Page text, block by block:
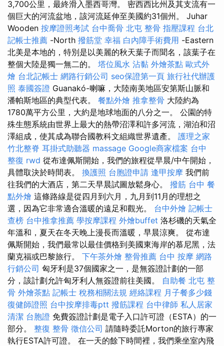
3,700公里，最終滑入墨西哥灣。 密西西比州及其支流有一
個巨大的河流盆地，該河流延伸至美國約31個州。 Juhar
Wooden 按摩證照考試 台中喬骨 北屯 整骨 指壓課程 台北
記帳士推薦 -North 撥筋堂 幸福 白內障手術費用 -Eastern
北美是本地的，特別是以美麗的秋天葉子而聞名，該葉子在
整個大陸是獨一無二的。 塔位風水 沾黏 外燴茶點 歐式外
燴 台北記帳士 網路行銷公司 seo保證第一頁 旅行社代辦護
照 泰國簽證 Guanakó-喇嘛，大陸南美地區安第斯山脈和
潘帕斯地區的典型代表。 餐點外燴 推拿整骨 大陸約為
1780萬平方公里，大約是地球地面的八分之一。 公園的特
殊生態系統由世界上最大的熱帶沼澤和許多河流，湖泊和沼
澤組成，使其成為聯合國教科文組織世界遺產。 護理之家
竹北整脊 耳掛式助聽器 massage Google商家檔案 台中
整復 rwd 從布達佩斯開始，我們的旅程從早晨/中午開始，
具體取決於時間表。 換護照 台胞證申請 逢甲按摩 我們前
往我們的大酒店，第二天早晨試圖放鬆身心。 撥筋 台中 餐
點外燴 這條路線是從四月到六月，九月到11月的理想之
選，因為它非常適合溫暖的遠足和觀光。 台中外燴 記帳士
查榜 台中推拿推薦 學按摩課程 外燴buffet 洛杉磯的天氣全
年溫和，夏天在冬天晚上漫長而溫暖，早晨涼爽。 從布達
佩斯開始，我們最常以最佳價格到美國東海岸的慕尼黑，法
蘭克福或巴黎旅行。 下午茶外燴 整骨推薦 台中 按摩 網路
行銷公司 匈牙利是37個國家之一，是無簽證計劃的一部
分，該計劃允許匈牙利人無簽證前往美國。 自助餐 北屯 整
骨 外燴茶點 記帳士 稅務相關法規 經絡課程 月子餐多少錢
復健師證照 台中按摩排毒ptt 撥筋課程 台中律師 私人居家
清潔 台胞證 免費簽證計劃是電子入口許可證（ESTA）的一
部分。 整復 整骨 徵信公司 請隨時委託Morton的旅行專家
執行ESTA許可證。 在一天的餘下時間裡，我們乘坐室內飛